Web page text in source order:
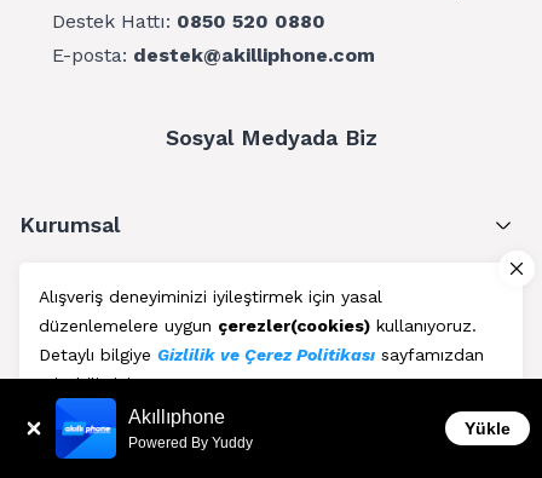
Alışveriş deneyiminizi iyileştirmek için yasal
düzenlemelere uygun çerezler(cookies) kullanıyoruz.
Detaylı bilgiye Gizlilik ve Çerez Politikası sayfamızdan
erişebilirsiniz.
Kabul Et
Destek Hattı: 0850 520 0880
E-posta: destek@akilliphone.com
Sosyal Medyada Biz
Kurumsal
Müşteri Hizmetleri
Üyelik
Blog Akıllıphone
Powered By Yuddy
Yükle